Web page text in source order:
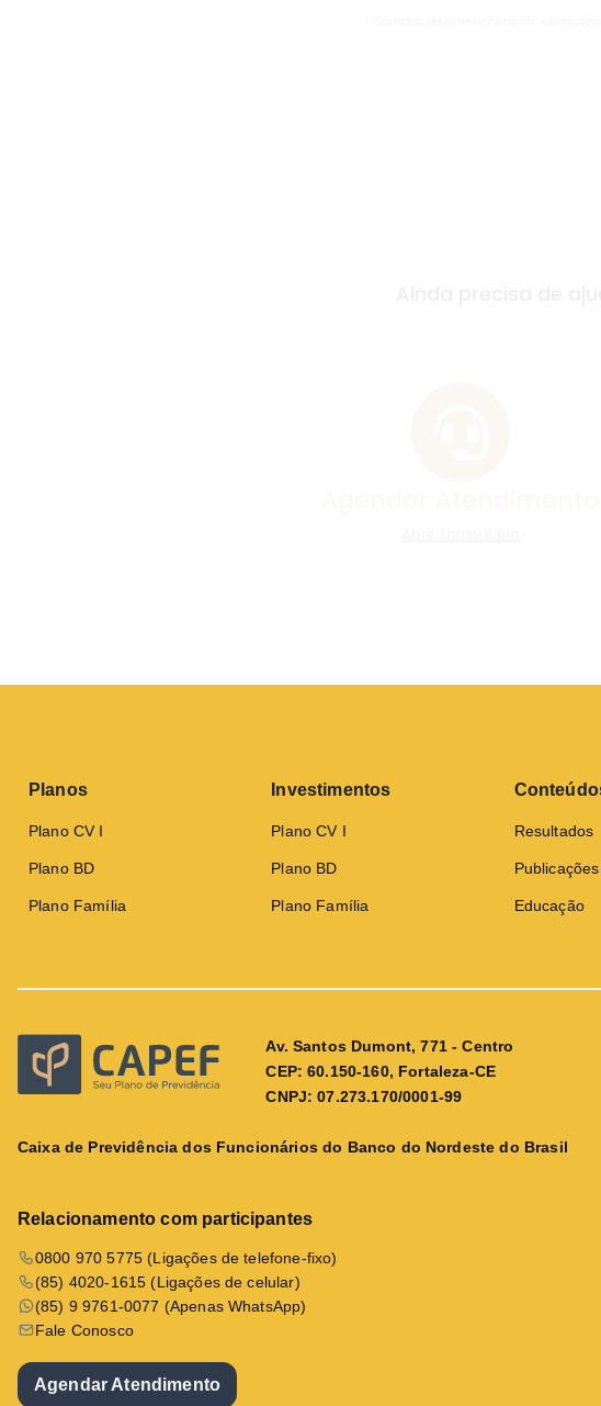
Planos
Plano CV I
Plano BD
Plano Família
Investimentos
Plano CV I
Plano BD
Plano Família
Resultados
Publicações
Educação
Av. Santos Dumont, 771 - Centro
CEP: 60.150-160, Fortaleza-CE
CNPJ: 07.273.170/0001-99
Caixa de Previdência dos Funcionários do Banco do Nordeste do Brasil
Relacionamento com participantes
0800 970 5775 (Ligações de telefone-fixo)
(85) 4020-1615 (Ligações de celular)
(85) 9 9761-0077 (Apenas WhatsApp)
Fale Conosco
Agendar Atendimento